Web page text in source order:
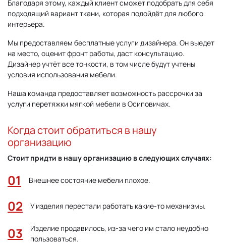
Благодаря этому, каждый клиент сможет подобрать для себя
подходящий вариант ткани, которая подойдёт для любого
интерьера.
Мы предоставляем бесплатные услуги дизайнера. Он выедет
на место, оценит фронт работы, даст консультацию.
Дизайнер учтёт все тонкости, в том числе будут учтены
условия использования мебели.
Наша команда предоставляет возможность рассрочки за
услуги перетяжки мягкой мебели в Осиповичах.
Когда стоит обратиться в нашу
организацию
Стоит придти в нашу организацию в следующих случаях:
Внешнее состояние мебели плохое.
У изделия перестали работать какие-то механизмы.
Изделие продавилось, из-за чего им стало неудобно
пользоваться.